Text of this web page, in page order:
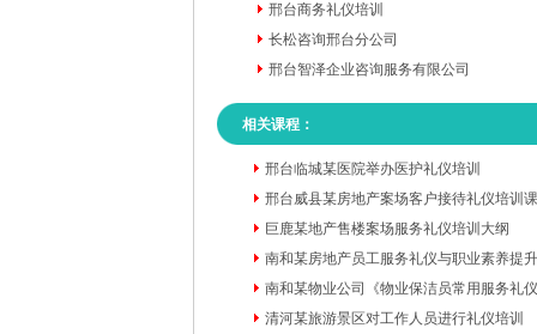
邢台商务礼仪培训
长松咨询邢台分公司
邢台智泽企业咨询服务有限公司
相关课程：
邢台临城某医院举办医护礼仪培训
邢台威县某房地产案场客户接待礼仪培训
巨鹿某地产售楼案场服务礼仪培训大纲
南和某房地产员工服务礼仪与职业素养提
南和某物业公司《物业保洁员常用服务礼
清河某旅游景区对工作人员进行礼仪培训